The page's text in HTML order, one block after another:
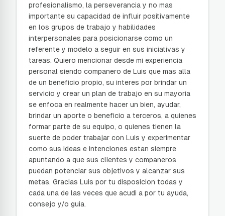
profesionalismo, la perseverancia y no mas
importante su capacidad de influir positivamente
en los grupos de trabajo y habilidades
interpersonales para posicionarse como un
referente y modelo a seguir en sus iniciativas y
tareas. Quiero mencionar desde mi experiencia
personal siendo companero de Luis que mas alla
de un beneficio propio, su interes por brindar un
servicio y crear un plan de trabajo en su mayoria
se enfoca en realmente hacer un bien, ayudar,
brindar un aporte o beneficio a terceros, a quienes
formar parte de su equipo, o quienes tienen la
suerte de poder trabajar con Luis y experimentar
como sus ideas e intenciones estan siempre
apuntando a que sus clientes y companeros
puedan potenciar sus objetivos y alcanzar sus
metas. Gracias Luis por tu disposicion todas y
cada una de las veces que acudi a por tu ayuda,
consejo y/o guia.